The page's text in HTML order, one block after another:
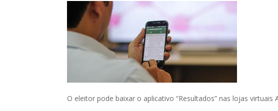
O eleitor pode baixar o aplicativo “Resultados” nas lojas virtuais